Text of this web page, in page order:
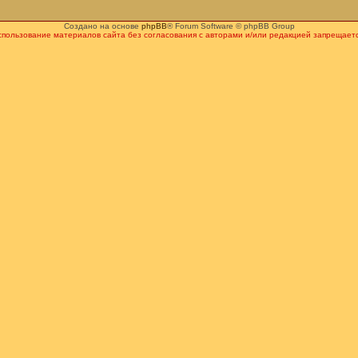
Создано на основе phpBB® Forum Software © phpBB Group
материалов сайта без согласования с авторами и/или редакцией